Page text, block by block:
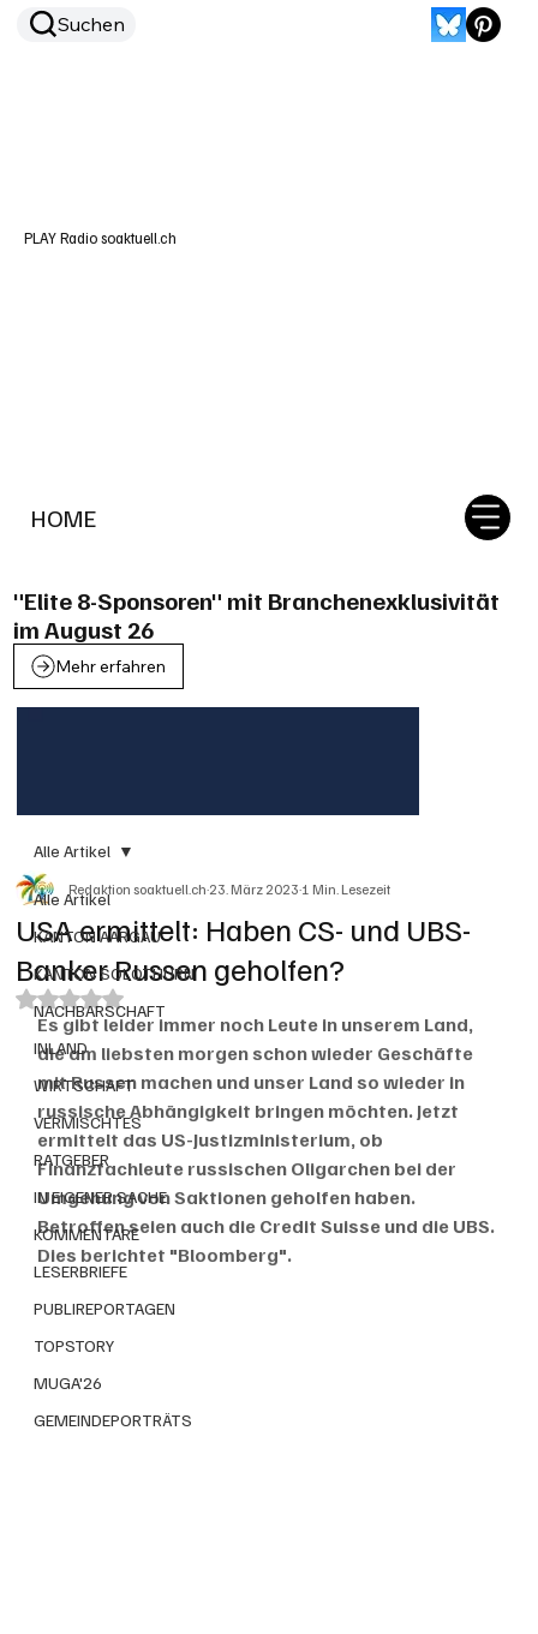
HOME
Suchen
PLAY Radio soaktuell.ch
"Elite 8-Sponsoren" mit Branchenexklusivität
im August 26
Mehr erfahren
Alle Artikel
KANTON AARGAU
KANTON SOLOTHURN
NACHBARSCHAFT
INLAND
WIRTSCHAFT
VERMISCHTES
RATGEBER
IN EIGENER SACHE
KOMMENTARE
LESERBRIEFE
PUBLIREPORTAGEN
TOPSTORY
MUGA'26
GEMEINDEPORTRÄTS
Alle Artikel
USA ermittelt: Haben CS- und UBS-
Banker Russen geholfen?
Redaktion soaktuell.ch23. März 20231 Min. Lesezeit
Mit NaN von 5 Sternen bewertet.
Es gibt leider immer noch Leute in unserem Land,
die am liebsten morgen schon wieder Geschäfte
mit Russen machen und unser Land so wieder in
russische Abhängigkeit bringen möchten. Jetzt
ermittelt das US-Justizministerium, ob
Finanzfachleute russischen Oligarchen bei der
Umgehung von Saktionen geholfen haben.
Betroffen seien auch die Credit Suisse und die UBS.
Dies berichtet "Bloomberg".